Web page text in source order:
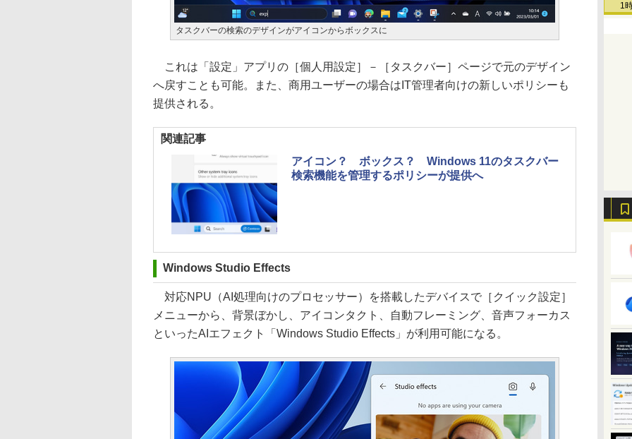
1
タスクバーの検索のデザインがアイコンからボックスに
これは「設定」アプリの［個人用設定］－［タスクバー］ページで元のデザイン
へ戻すことも可能。また、商用ユーザーの場合はIT管理者向けの新しいポリシーも
提供される。
関連記事
アイコン？ ボックス？ Windows 11のタスクバー
検索機能を管理するポリシーが提供へ
Windows Studio Effects
対応NPU（AI処理向けのプロセッサー）を搭載したデバイスで［クイック設定］
メニューから、背景ぼかし、アイコンタクト、自動フレーミング、音声フォーカス
といったAIエフェクト「Windows Studio Effects」が利用可能になる。